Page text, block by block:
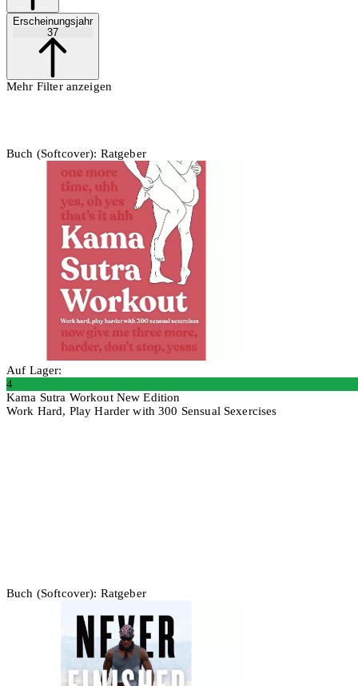
Erscheinungsjahr
37
Mehr Filter anzeigen
Buch (Softcover): Ratgeber
Auf Lager:
4
Kama Sutra Workout New Edition
Work Hard, Play Harder with 300 Sensual Sexercises
Buch (Softcover): Ratgeber